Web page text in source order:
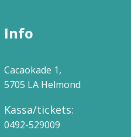
Info
Cacaokade 1,
5705 LA Helmond
Kassa/tickets:
0492-529009